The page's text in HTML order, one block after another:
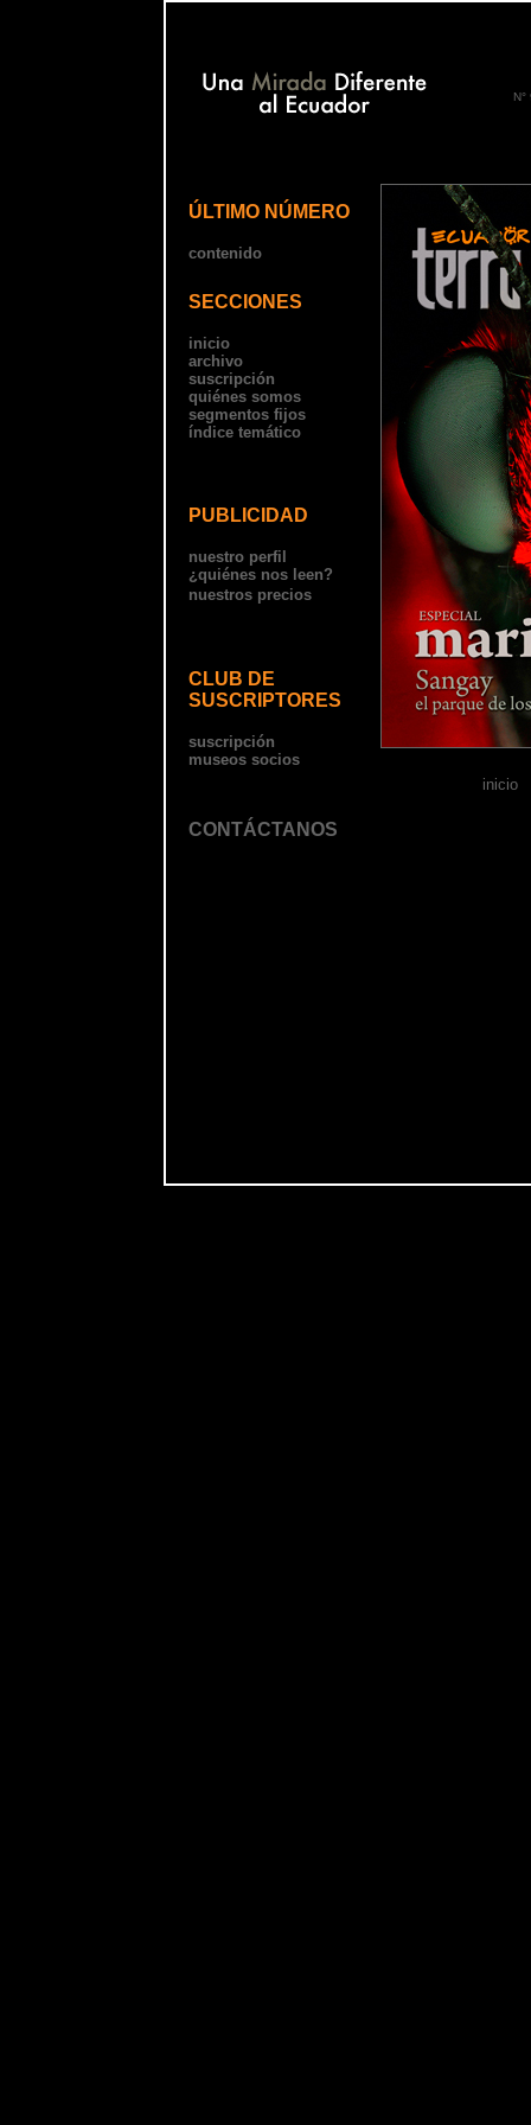
ÚLTIMO NÚMERO
contenido
SECCIONES
inicio
archivo
suscripción
quiénes somos
segmentos fijos
índice temático
PUBLICIDAD
nuestro perfil
¿quiénes nos leen?
nuestros precios
CLUB DE
SUSCRIPTORES
suscripción
museos socios
CONTÁCTANOS
inicio-